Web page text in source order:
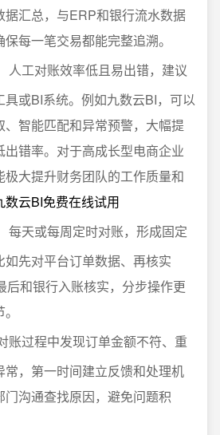
据汇总，与ERP和银行流水数据
每一笔交易都能完整追溯。
人工对账效率低且易出错，建议
具或BI系统。例如九数云BI，可以
、智能匹配和异常预警，大幅提
错率。对于高成长型电商企业
极大提升财务团队的工作质量和
数云BI免费在线试用
每天或每周定时对账，形成固定
如先对平台订单数据、再核实
后和银行入账核实，分步操作更
账过程中发现订单金额不符、重
常，第一时间建立反馈和处理机
沟通查找原因，避免问题积